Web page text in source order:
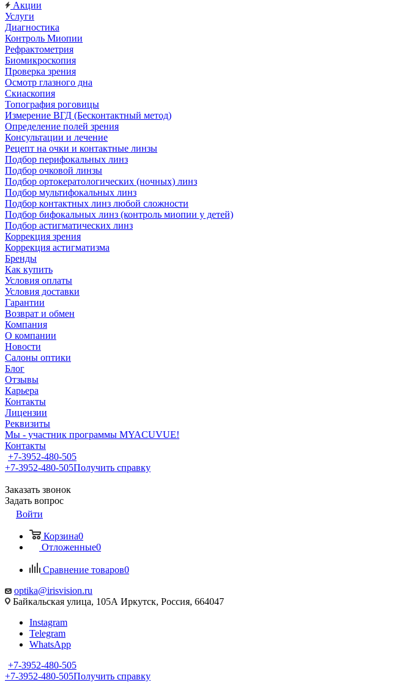
Акции
Услуги
Диагностика
Контроль Миопии
Рефрактометрия
Биомикроскопия
Проверка зрения
Осмотр глазного дна
Скиаскопия
Топография роговицы
Измерение ВГД (Бесконтактный метод)
Определение полей зрения
Консультации и лечение
Рецепт на очки и контактные линзы
Подбор перифокальных линз
Подбор очковой линзы
Подбор ортокератологических (ночных) линз
Подбор мультифокальных линз
Подбор контактных линз любой сложности
Подбор бифокальных линз (контроль миопии у детей)
Подбор астигматических линз
Коррекция зрения
Коррекция астигматизма
Бренды
Как купить
Условия оплаты
Условия доставки
Гарантии
Возврат и обмен
Компания
О компании
Новости
Салоны оптики
Блог
Отзывы
Карьера
Контакты
Лицензии
Реквизиты
Мы - участник программы MYACUVUE!
Контакты
+7-3952-480-505
+7-3952-480-505Получить справку
Заказать звонок
Задать вопрос
Войти
Корзина0
Отложенные0
Сравнение товаров0
optika@irisvision.ru
Байкальская улица, 105А Иркутск, Россия, 664047
Instagram
Telegram
WhatsApp
+7-3952-480-505
+7-3952-480-505Получить справку